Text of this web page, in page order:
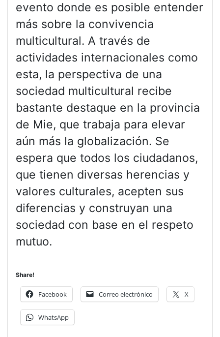
evento donde es posible entender
más sobre la convivencia
multicultural. A través de
actividades internacionales como
esta, la perspectiva de una
sociedad multicultural recibe
bastante destaque en la provincia
de Mie, que trabaja para elevar
aún más la globalización. Se
espera que todos los ciudadanos,
que tienen diversas herencias y
valores culturales, acepten sus
diferencias y construyan una
sociedad con base en el respeto
mutuo.
Share!
Facebook Correo electrónico X
WhatsApp